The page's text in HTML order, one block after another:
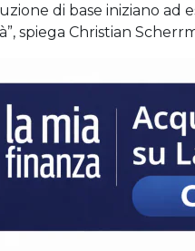
di base iniziano
spiega Christian